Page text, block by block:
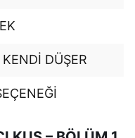
DÜŞER